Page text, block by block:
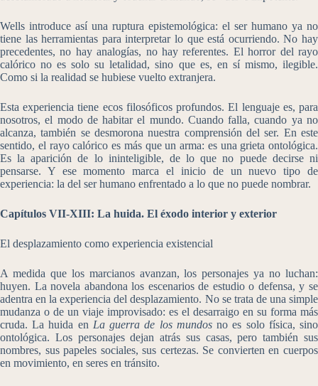
Wells introduce así una ruptura epistemológica: el ser humano ya no
tiene las herramientas para interpretar lo que está ocurriendo. No hay
precedentes, no hay analogías, no hay referentes. El horror del rayo
calórico no es solo su letalidad, sino que es, en sí mismo, ilegible.
Como si la realidad se hubiese vuelto extranjera.
Esta experiencia tiene ecos filosóficos profundos. El lenguaje es, para
nosotros, el modo de habitar el mundo. Cuando falla, cuando ya no
alcanza, también se desmorona nuestra comprensión del ser. En este
sentido, el rayo calórico es más que un arma: es una grieta ontológica.
Es la aparición de lo ininteligible, de lo que no puede decirse ni
pensarse. Y ese momento marca el inicio de un nuevo tipo de
experiencia: la del ser humano enfrentado a lo que no puede nombrar.
Capítulos VII-XIII: La huida. El éxodo interior y exterior
El desplazamiento como experiencia existencial
A medida que los marcianos avanzan, los personajes ya no luchan:
huyen. La novela abandona los escenarios de estudio o defensa, y se
adentra en la experiencia del desplazamiento. No se trata de una simple
mudanza o de un viaje improvisado: es el desarraigo en su forma más
cruda. La huida en La guerra de los mundosno es solo física, sino
ontológica. Los personajes dejan atrás sus casas, pero también sus
nombres, sus papeles sociales, sus certezas. Se convierten en cuerpos
en movimiento, en seres en tránsito.